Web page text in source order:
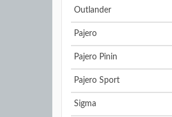
Outlander
Pajero
Pajero Pinin
Pajero Sport
Sigma